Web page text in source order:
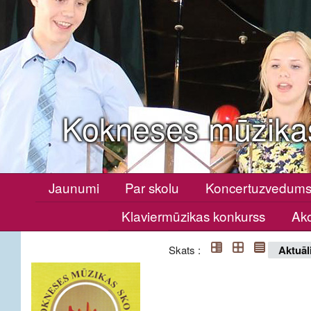
Kokneses
Jaunumi Par skolu
Klaviermūzikas konkurss
Skats :